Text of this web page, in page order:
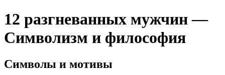
12 разгневанных мужчин —
Символизм и философия
Символы и мотивы